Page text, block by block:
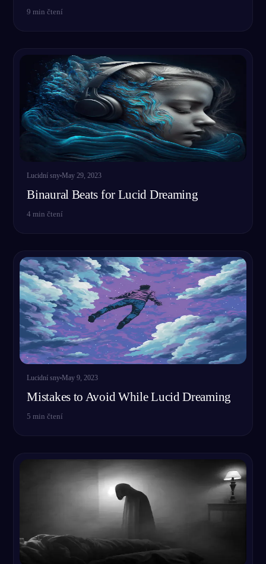
9 min čtení
Lucidní sny May 29, 2023
Binaural Beats for Lucid Dreaming
4 min čtení
Lucidní sny May 9, 2023
Mistakes to Avoid While Lucid Dreaming
5 min čtení